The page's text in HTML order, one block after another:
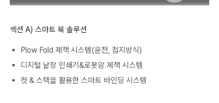
섹션 A) 스마트 북 솔루션
Plow Fold 제책 시스템(윤전, 접지방식)
디지털 낱장 인쇄기&로봇암 제책 시스템
컷 & 스택을 활용한 스마트 바인딩 시스템